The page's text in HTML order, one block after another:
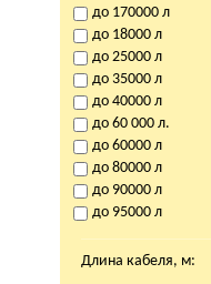
до 170000 л
до 18000 л
до 25000 л
до 35000 л
до 40000 л
до 60 000 л.
до 60000 л
до 80000 л
до 90000 л
до 95000 л
Длина кабеля, м: